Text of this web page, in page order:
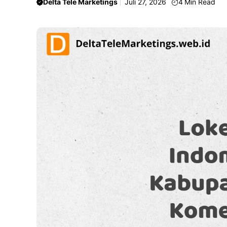
Delta Tele Marketings Juli 27, 2026 4 Min Read